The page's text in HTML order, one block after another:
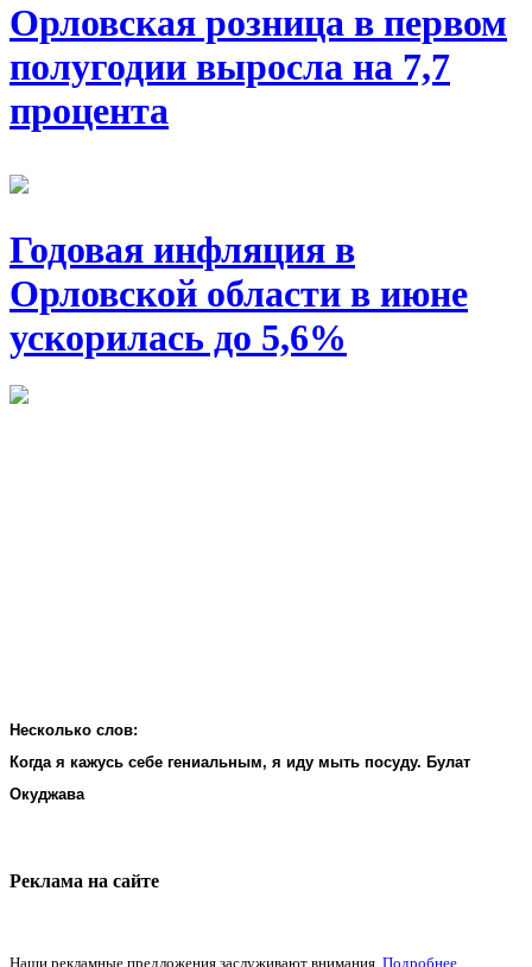
Орловская розница в первом
полугодии выросла на 7,7
процента
Годовая инфляция в
Орловской области в июне
ускорилась до 5,6%
Несколько слов:
Когда я кажусь себе гениальным, я иду мыть посуду. Булат
Окуджава
Реклама на cайте
Наши рекламные предложения заслуживают внимания. Подробнее